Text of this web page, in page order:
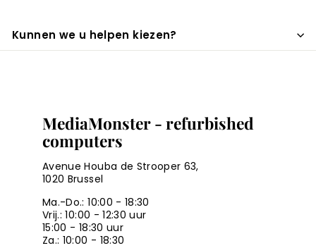
Kunnen we u helpen kiezen?
MediaMonster - refurbished
computers
Avenue Houba de Strooper 63,
1020 Brussel
Ma.-Do.: 10:00 - 18:30
Vrij.: 10:00 - 12:30 uur
15:00 - 18:30 uur
Za.: 10:00 - 18:30